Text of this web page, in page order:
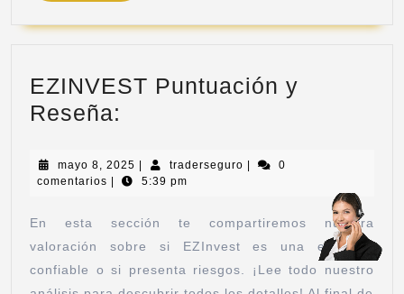
EZINVEST Puntuación y
Reseña:
mayo 8, 2025 traderseguro
0
comentarios
5:39 pm
En esta sección te compartiremos nuestra
valoración sobre si EZInvest es una empresa
confiable o si presenta riesgos. ¡Lee todo nuestro